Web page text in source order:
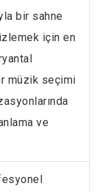
bir sahne
için en
müzik seçimi
ve